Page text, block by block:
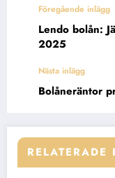
Föregående inlägg
Lendo bolån:
2025
Nästa inlägg
Bolåneräntor
RELATERADE